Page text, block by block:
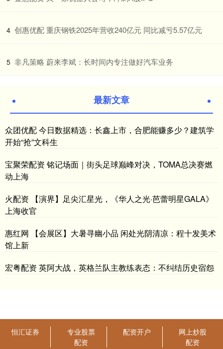
4 ​创惠优配 重庆钢铁2025年营收240亿元 同比减亏5.57亿元
5 ​非凡策略 蔚来李斌：长时间内专注做好汽车业务
最新文章
众团优配 今日数据精选：长鑫上市，合肥能赚多少？建筑学
开始“抢”文科生
宝聚荣配资 铭记场面｜街头足球巅峰对决，TOMA总决赛燃
动上海
火配资 【演界】足尖汇星光，《华人之光·芭蕾明星GALA》
上海收官
惠红网 【会展区】大暑寻幽小品 闲处光阴清凉：程十发美术
馆上新
宏粤配资 英阿大战，英格兰队主教练表态：不纠结历史宿怨
恒汇证券
专业股票
配资
配资开户
网上炒股
配资